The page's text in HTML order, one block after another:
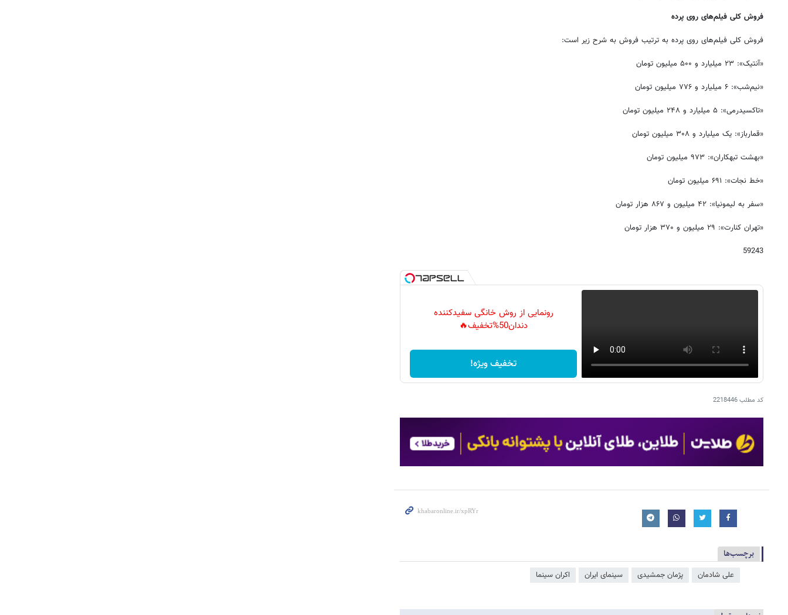
فروش کلی فیلم‌های روی پرده
فروش کلی فیلم‌های روی پرده به ترتیب فروش به شرح زیر است:
«آنتیک»: ۲۳ میلیارد و ۵۰۰ میلیون تومان
«نیم‌شب»: ۶ میلیارد و ۷۷۶ میلیون تومان
«تاکسیدرمی»: ۵ میلیارد و ۲۴۸ میلیون تومان
«قمارباز»: یک میلیارد و ۳۰۸ میلیون تومان
«بهشت تبهکاران»: ۹۷۳ میلیون تومان
«خط نجات»: ۶۹۱ میلیون تومان
«سفر به لیمونیا»: ۴۲ میلیون و ۸۶۷ هزار تومان
«تهران کنارت»: ۲۹ میلیون و ۳۷۰ هزار تومان
59243
رونمایی از روش خانگی سفیدکننده
دندان50%تخفیف🔥
تخفیف ویژه!
کد مطلب2218446
برچسب‌ها
علی شادمان پژمان جمشیدی سینمای ایران اکران سینما